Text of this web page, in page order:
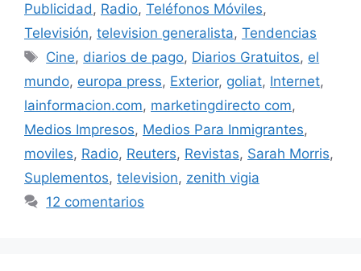
Publicidad, Radio, Teléfonos Móviles,
Televisión, television generalista, Tendencias
Etiquetas
Cine, diarios de pago, Diarios Gratuitos, el
mundo, europa press, Exterior, goliat, Internet,
lainformacion.com, marketingdirecto com,
Medios Impresos, Medios Para Inmigrantes,
moviles, Radio, Reuters, Revistas, Sarah Morris,
Suplementos, television, zenith vigia
12 comentarios